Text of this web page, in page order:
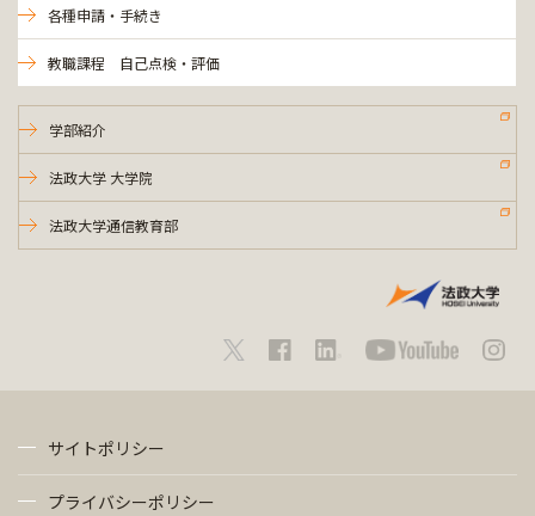
各種申請・手続き
教職課程 自己点検・評価
学部紹介
法政大学 大学院
法政大学通信教育部
サイトポリシー
プライバシーポリシー